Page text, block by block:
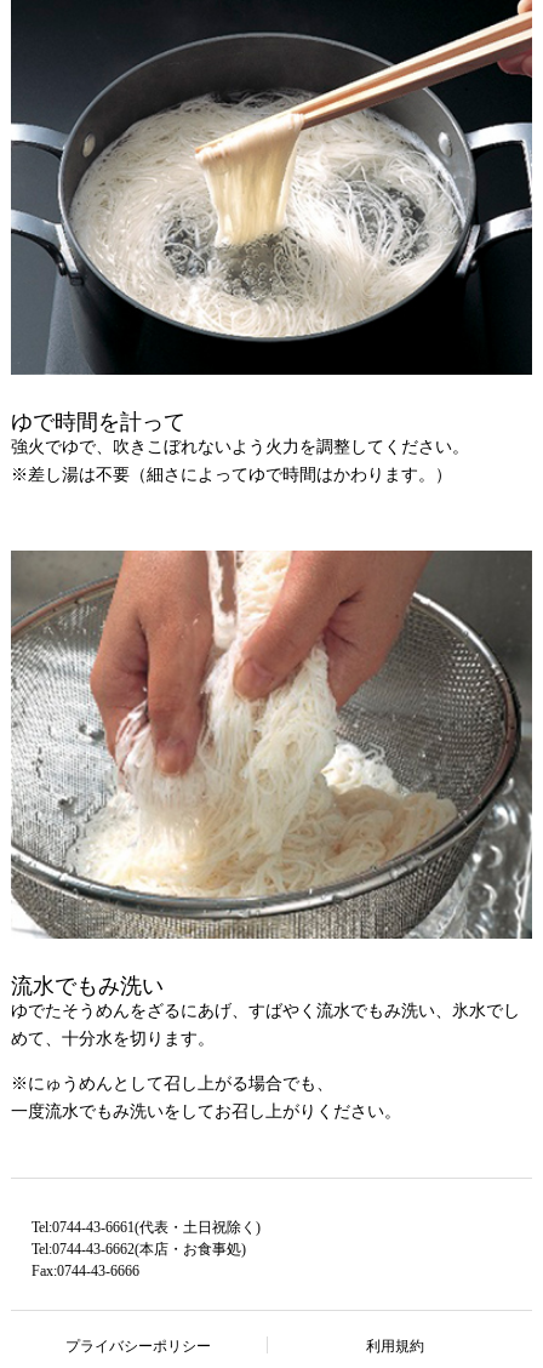
ゆで時間を計って
強火でゆで、吹きこぼれないよう火力を調整してください。
※差し湯は不要（細さによってゆで時間はかわります。）
流水でもみ洗い
ゆでたそうめんをざるにあげ、すばやく流水でもみ洗い、氷水でし
めて、十分水を切ります。
※にゅうめんとして召し上がる場合でも、
一度流水でもみ洗いをしてお召し上がりください。
Tel:0744-43-6661(代表・土日祝除く)
Tel:0744-43-6662(本店・お食事処)
Fax:0744-43-6666
プライバシーポリシー 利用規約